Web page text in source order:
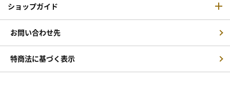
ショップガイド
お問い合わせ先
特商法に基づく表示